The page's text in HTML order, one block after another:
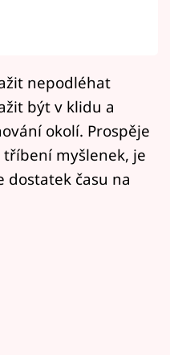
Vary
nepodléhat
být v klidu a
okolí. Prospěje
myšlenek, je
dostatek času na